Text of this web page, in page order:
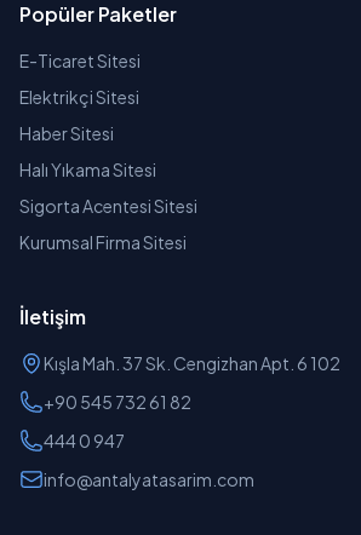
Popüler Paketler
E-Ticaret Sitesi
Elektrikçi Sitesi
Haber Sitesi
Halı Yıkama Sitesi
Sigorta Acentesi Sitesi
Kurumsal Firma Sitesi
İletişim
Kışla Mah. 37 Sk. Cengizhan Apt. 6 102
+90 545 732 61 82
444 0 947
info@antalyatasarim.com